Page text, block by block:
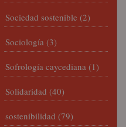
Sociedad sostenible (2)
Sociología (3)
Sofrología caycediana (1)
Solidaridad (40)
sostenibilidad (79)